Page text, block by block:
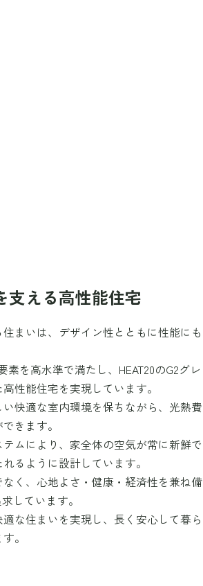
支える高性能住宅
まいは、デザイン性とともに性能にも
素を高水準で満たし、HEAT20のG2グレ
性能住宅を実現しています。
快適な室内環境を保ちながら、光熱費
きます。
ムにより、家全体の空気が常に新鮮で
るように設計しています。
なく、心地よさ・健康・経済性を兼ね備
しています。
な住まいを実現し、長く安心して暮ら
。